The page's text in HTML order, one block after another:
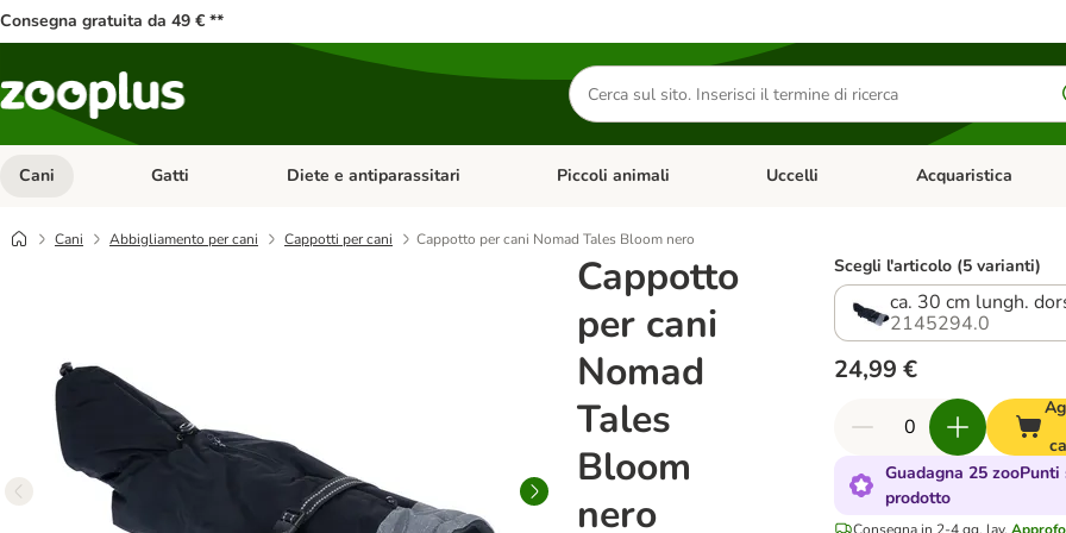
Consegna gratuita da 49 € **
Cerca
prodotti
Cani Apri Menu Categoria: Cani
Gatti Apri Menu Categoria: Gatti
Diete e antiparassitari Apri Menu Categoria: Diete e antiparassitari
Piccoli animali Apri Menu Categoria: Piccoli animali
Uccelli Apri Menu Categoria:
Acquaristica
Cani Abbigliamento per cani Cappotti per cani Cappotto per cani Nomad Tales Bloom nero
Cappotto
per cani
Nomad
Tales
Bloom
nero
Scegli l'articolo (5 varianti)
ca. 30 cm lungh.
2145294.0
24,99 €
Guadagna 25 zooPunti
prodotto